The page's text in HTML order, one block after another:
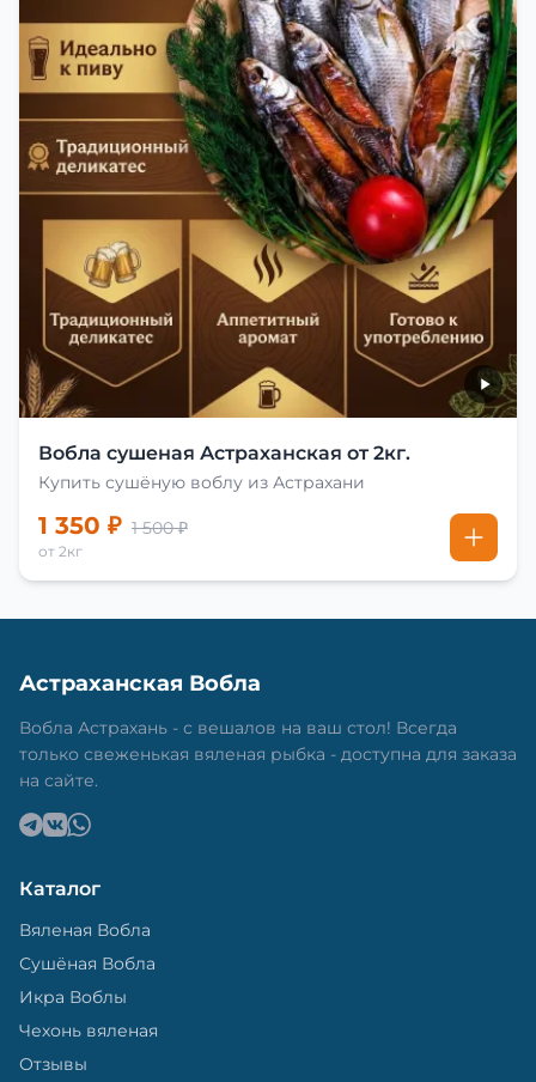
Вобла сушеная Астраханская от 2кг.
Купить сушёную воблу из Астрахани
1 350 ₽ 1 500 ₽
от 2кг
Астраханская Вобла
Вобла Астрахань - с вешалов на ваш стол! Всегда
только свеженькая вяленая рыбка - доступна для заказа
на сайте.
Каталог
Вяленая Вобла
Сушёная Вобла
Икра Воблы
Чехонь вяленая
Отзывы